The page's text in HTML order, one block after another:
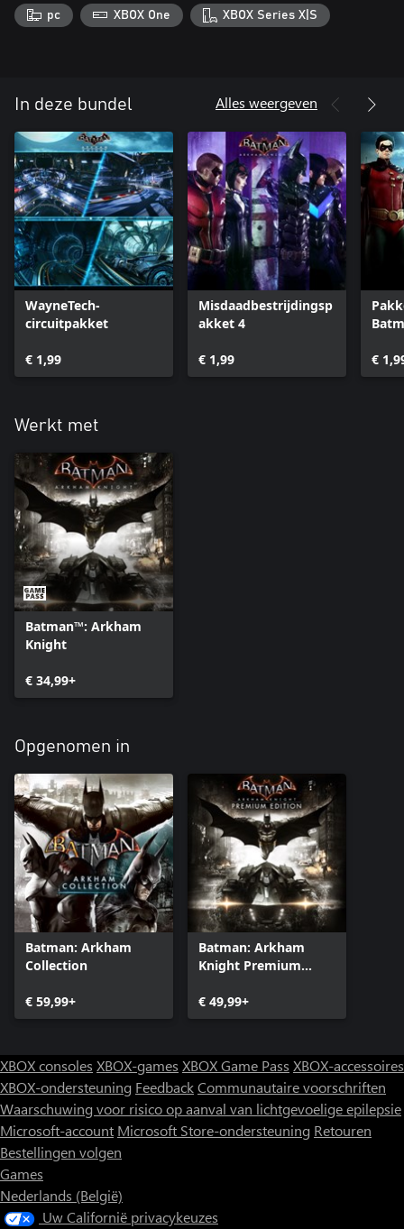
pc XBOX One XBOX Series X|S
In deze bundel Alles weergeven
WayneTech-
circuitpakket
€ 1,99
Misdaadbestrijdingsp
akket 4
€ 1,99 €
Werkt met
Batman™: Arkham
Knight
€ 34,99+
Opgenomen in
Batman: Arkham
Collection
€ 59,99+
Batman: Arkham
Knight Premium
€ 49,99+
XBOX consoles XBOX-games XBOX Game Pass XBOX-accessoires
XBOX-ondersteuning FeedbackCommunautaire voorschriften
Waarschuwing voor risico op aanval van lichtgevoelige epilepsie
Microsoft-account Microsoft Store-ondersteuning Retouren
Bestellingen volgen
Games
Nederlands (België)
Uw Californië privacykeuzes